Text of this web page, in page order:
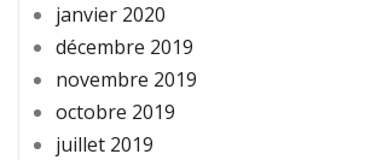
janvier 2020
décembre 2019
novembre 2019
octobre 2019
juillet 2019